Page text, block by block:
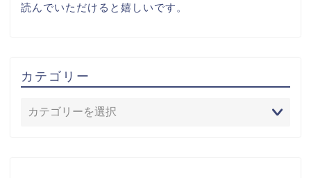
読んでいただけると嬉しいです。
カテゴリー